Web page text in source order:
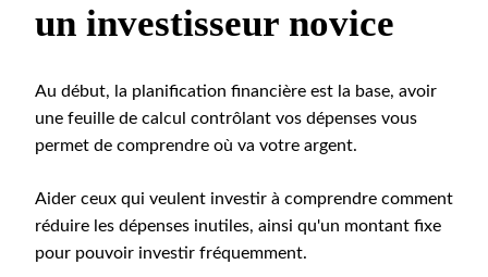
un investisseur novice
Au début, la planification financière est la base, avoir
une feuille de calcul contrôlant vos dépenses vous
permet de comprendre où va votre argent.
Aider ceux qui veulent investir à comprendre comment
réduire les dépenses inutiles, ainsi qu'un montant fixe
pour pouvoir investir fréquemment.